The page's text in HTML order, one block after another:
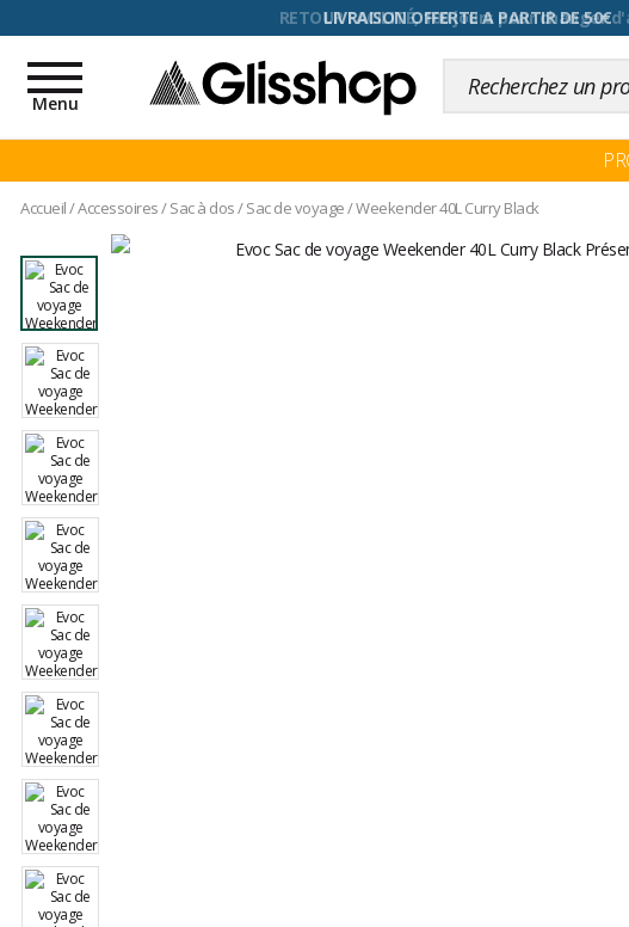
RETOUR FACILITÉ, 100 jours pour changer
Toggle
navigation
Menu
Accueil/Accessoires/Sac à dos/Sac de voyage/Weekender 40L Curry Black